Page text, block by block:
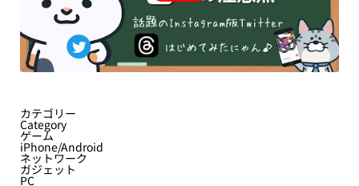
カテゴリー
Category
ゲーム
iPhone/Android
ネットワーク
ガジェット
PC